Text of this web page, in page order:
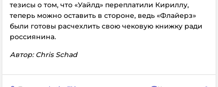
тезисы о том, что «Уайлд» переплатили Кириллу,
теперь можно оставить в стороне, ведь «Флайерз»
были готовы расчехлить свою чековую книжку ради
россиянина.
Автор: Chris Schad